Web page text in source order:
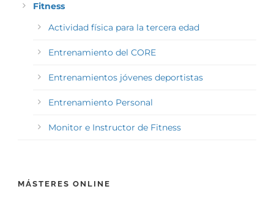
Fitness
Actividad física para la tercera edad
Entrenamiento del CORE
Entrenamientos jóvenes deportistas
Entrenamiento Personal
Monitor e Instructor de Fitness
MÁSTERES ONLINE